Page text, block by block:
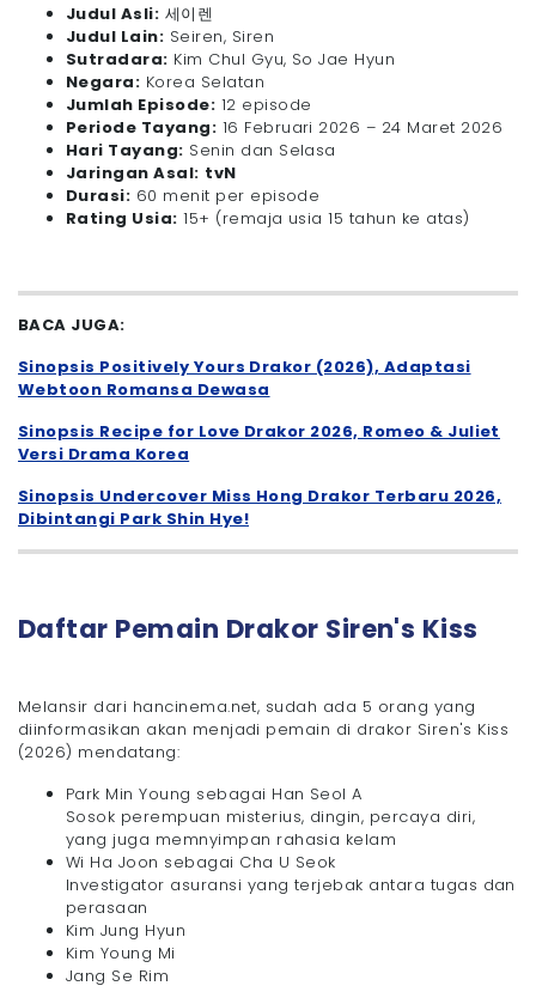
Judul Asli: 세이렌
Judul Lain: Seiren, Siren
Sutradara: Kim Chul Gyu, So Jae Hyun
Negara: Korea Selatan
Jumlah Episode: 12 episode
Periode Tayang: 16 Februari 2026 – 24 Maret 2026
Hari Tayang: Senin dan Selasa
Jaringan Asal: tvN
Durasi: 60 menit per episode
Rating Usia: 15+ (remaja usia 15 tahun ke atas)
BACA JUGA:
Sinopsis Positively Yours Drakor (2026), Adaptasi
Webtoon Romansa Dewasa
Sinopsis Recipe for Love Drakor 2026, Romeo & Juliet
Versi Drama Korea
Sinopsis Undercover Miss Hong Drakor Terbaru 2026,
Dibintangi Park Shin Hye!
Daftar Pemain Drakor Siren's Kiss
Melansir dari hancinema.net, sudah ada 5 orang yang
diinformasikan akan menjadi pemain di drakor Siren's Kiss
(2026) mendatang:
Park Min Young sebagai Han Seol A
Sosok perempuan misterius, dingin, percaya diri,
yang juga memnyimpan rahasia kelam
Wi Ha Joon sebagai Cha U Seok
Investigator asuransi yang terjebak antara tugas dan
perasaan
Kim Jung Hyun
Kim Young Mi
Jang Se Rim